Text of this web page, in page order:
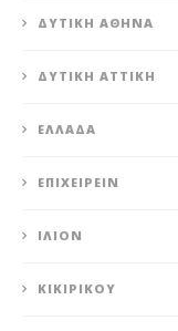
ΔΥΤΙΚΉ ΑΘΉΝΑ
ΔΥΤΙΚΉ ΑΤΤΙΚΉ
ΕΛΛΆΔΑ
ΕΠΙΧΕΙΡΕΊΝ
ΊΛΙΟΝ
ΚΙΚΙΡΙΚΟΥ